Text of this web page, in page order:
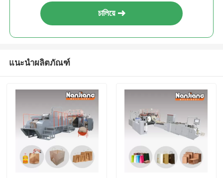
চালিয়ে
แนะนำผลิตภัณฑ์